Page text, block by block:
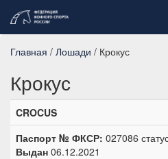
Главная / Лошади / Крокус
Крокус
CROCUS
Паспорт № ФКСР: 027086
Выдан 06.12.2021